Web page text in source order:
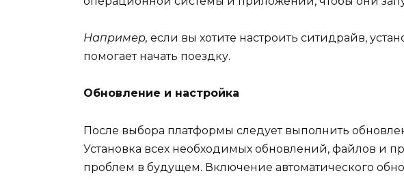
Например, если вы хотите настроить ситидрайв,
помогает начать поездку.
Обновление и настройка
После выбора платформы следует выполнить
Установка всех необходимых обновлений, файлов и
проблем в будущем. Включение автоматического